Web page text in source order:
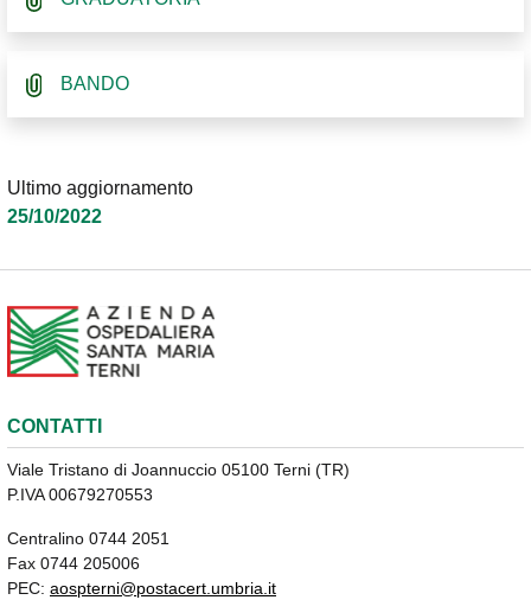
BANDO
Ultimo aggiornamento
25/10/2022
CONTATTI
Viale Tristano di Joannuccio 05100 Terni (TR)
P.IVA 00679270553
Centralino 0744 2051
Fax 0744 205006
PEC: aospterni@postacert.umbria.it